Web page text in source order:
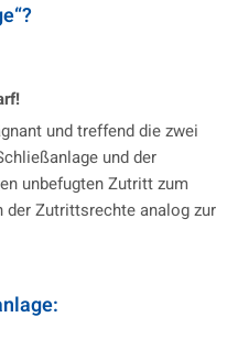
und treffend die zwei
und der
unbefugten Zutritt zum
der Zutrittsrechte analog zur